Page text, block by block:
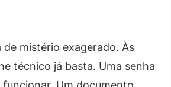
de mistério exagerado. Às
técnico já basta. Uma senha